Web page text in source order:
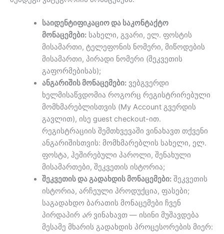
საიდენტიფიკაციო და საკონტაქტო
მონაცემები:სახელი, გვარი, ელ. ფოსტის
მისამართი, ტელეფონის ნომერი, მიწოდების
მისამართი, პირადი ნომერი (შეკვეთის
გაფორმებისას);
ანგარიშის მონაცემები:ვებგვერდი
ხელმისაწვდომია როგორც რეგისტრირებული
მომხმარებლისთვის (My Account გვერდის
გავლით), ისე guest checkout-ით.
რეგისტრაციის შემთხვევაში ვინახავთ თქვენი
ანგარიშისთვის: მომხმარებლის სახელი, ელ.
ფოსტა, ჰეშირებული პაროლი, შენახული
მისამართები, შეკვეთის ისტორია;
შეკვეთის და გადახდის მონაცემები:შეკვეთის
ისტორია, არჩეული პროდუქცია, ფასები;
საგადახდო ბარათის მონაცემები ჩვენ
პირდაპირ არვინახავთ — ისინი მუშავდება
მესამე მხარის გადახდის პროცესორების მიერ: